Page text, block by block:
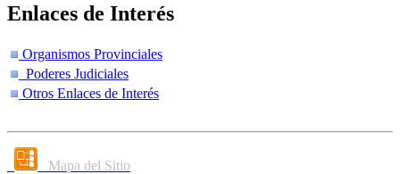
Enlaces de Interés
Organismos Provinciales
Poderes Judiciales
Otros Enlaces de Interés
Mapa del Sitio